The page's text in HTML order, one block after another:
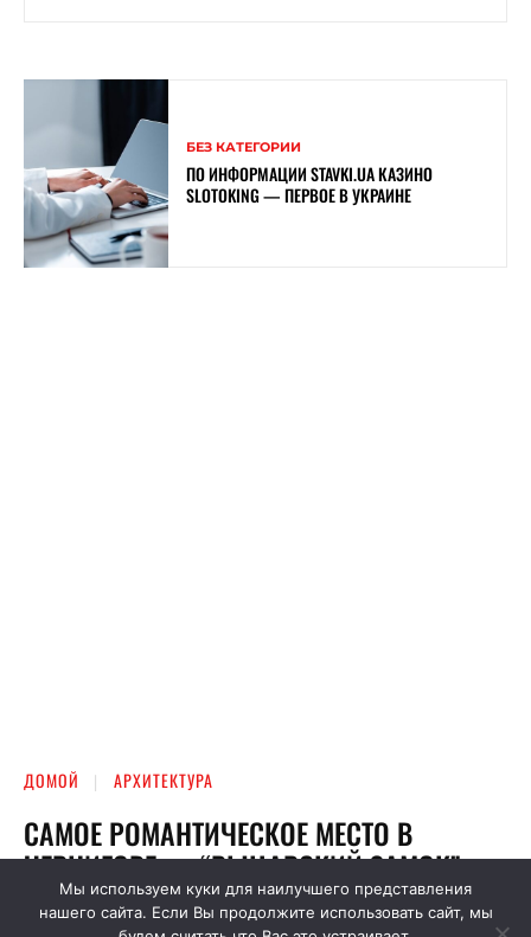
БЕЗ КАТЕГОРИИ
ПО ИНФОРМАЦИИ STAVKI.UA КАЗИНО
SLOTOKING — ПЕРВОЕ В УКРАИНЕ
Мы используем куки для наилучшего представления
нашего сайта. Если Вы продолжите использовать сайт, мы